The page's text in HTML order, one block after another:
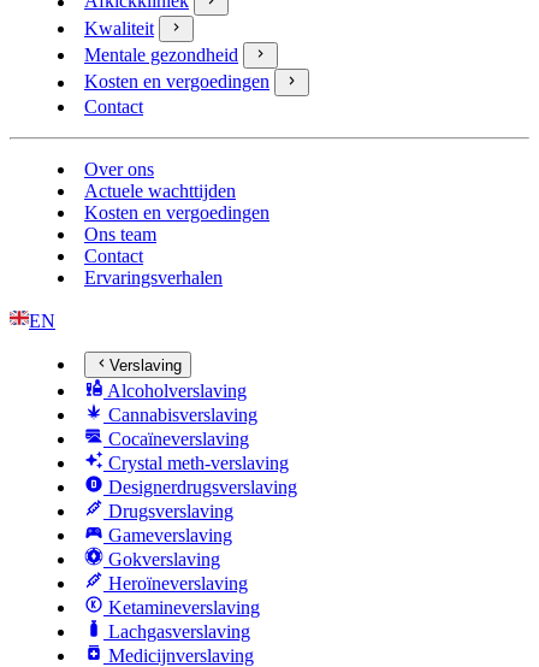
Kwaliteit
Mentale gezondheid
Kosten en vergoedingen
Contact
Over ons
Actuele wachttijden
Kosten en vergoedingen
Ons team
Contact
Ervaringsverhalen
EN
Verslaving
Alcoholverslaving
Cannabisverslaving
Cocaïneverslaving
Crystal meth-verslaving
Designerdrugsverslaving
Drugsverslaving
Gameverslaving
Gokverslaving
Heroïneverslaving
Ketamineverslaving
Lachgasverslaving
Medicijnverslaving